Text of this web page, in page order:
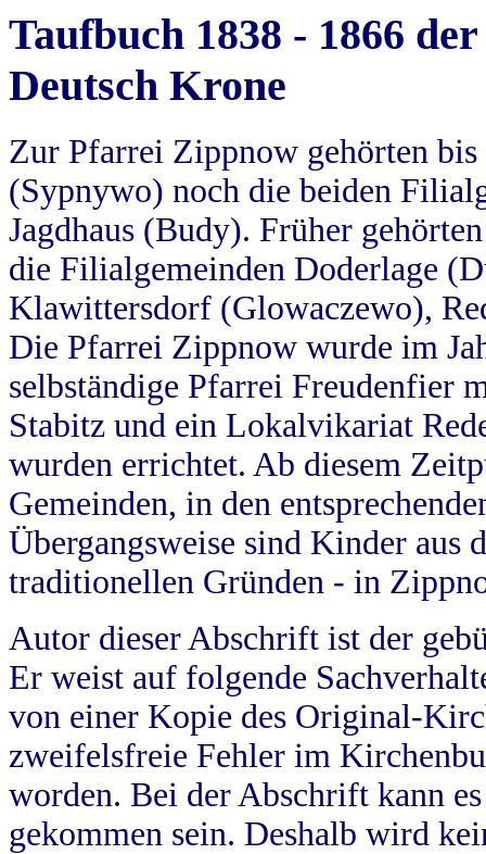
Taufbuch 1838 - 1866
Deutsch Krone
Zur Pfarrei Zippnow gehörten
(Sypnywo) noch die beiden
Jagdhaus (Budy). Früher
die Filialgemeinden Doderlage
Klawittersdorf (Glowaczewo),
Die Pfarrei Zippnow wurde im
selbständige Pfarrei Freudenfier
Stabitz und ein Lokalvikariat
wurden errichtet. Ab diesem
Gemeinden, in den
Übergangsweise sind Kinder aus
traditionellen Gründen - in
Autor dieser Abschrift ist der
Er weist auf folgende
von einer Kopie des Original-
zweifelsfreie Fehler im
worden. Bei der Abschrift kann
gekommen sein. Deshalb wird